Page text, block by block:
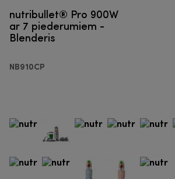
nutribullet® Pro 900W
ar 7 piederumiem -
Blenderis
NB910CP